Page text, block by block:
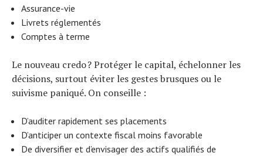
Assurance-vie
Livrets réglementés
Comptes à terme
Le nouveau credo ? Protéger le capital, échelonner les
décisions, surtout éviter les gestes brusques ou le
suivisme paniqué. On conseille :
D’auditer rapidement ses placements
D’anticiper un contexte fiscal moins favorable
De diversifier et d’envisager des actifs qualifiés de